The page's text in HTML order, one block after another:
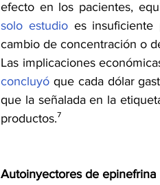
solo estudio es insuficiente
cambio de concentración o
Las implicaciones
concluyó que cada dólar
que la señalada en la
productos.⁷
Autoinyectores de epinefrina